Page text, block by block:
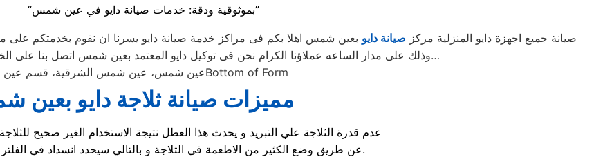
“بموثوقية ودقة: خدمات صيانة دايو في عين شمس”
صيانة جميع اجهزة دايو المنزلية مركز صيانة دايو بعين شمس اهلا بكم فى مراكز خدمة صيانة دايو يسرنا ان نقوم بخدمتكم على
وذلك على مدار الساعه عملاؤنا الكرام نحن فى توكيل دايو المعتمد بعين شمس اتصل بنا على الخط الساخن لصيانة غسالات دايو اتصل بنا…
عين شمس، عين شمس الشرقية، قسم عين شمسBottom of Form
مميزات صيانة ثلاجة دايو
عدم قدرة الثلاجة علي التبريد و يحدث هذا العطل نتيجة الاستخدام الغير صحيح
عن طريق وضع الكثير من الاطعمة في الثلاجة و بالتالي سيحدد انسداد في الفلتر المخصص للتهوية.